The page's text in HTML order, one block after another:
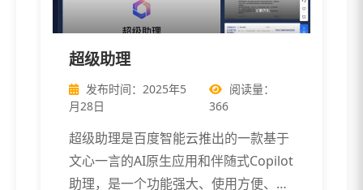
超级助理
发布时间：2025年5
月28日
阅读量：
366
超级助理是百度智能云推出的一款基于
文心一言的AI原生应用和伴随式Copilot
助理，是一个功能强大、使用方便、